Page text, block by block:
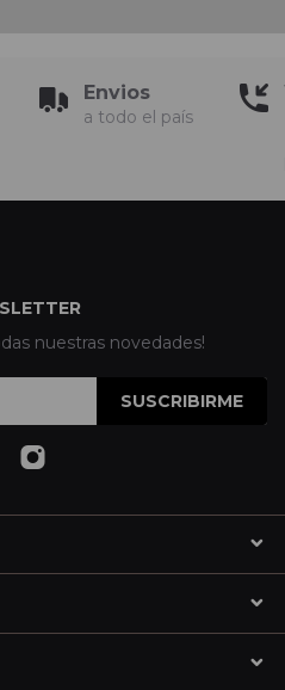
Envios
a todo el país
nuestras novedades!
SUSCRIBIRME